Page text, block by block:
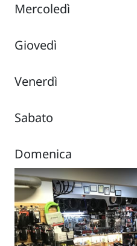
Mercoledì
Giovedì
Venerdì
Sabato
Domenica